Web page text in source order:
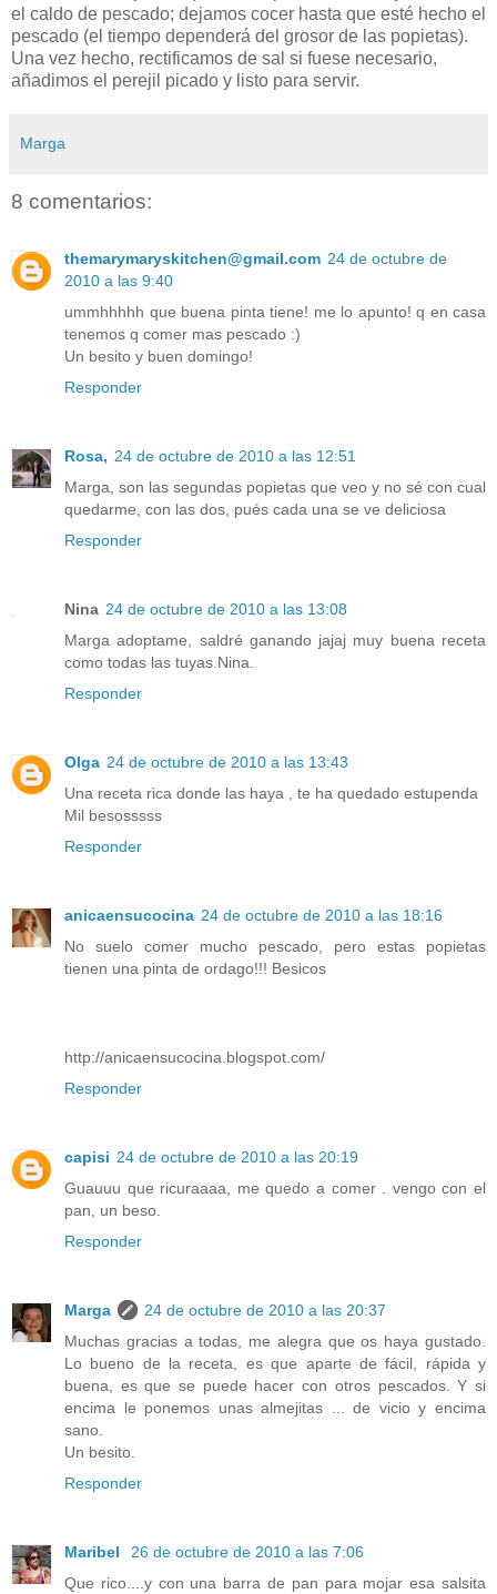
el caldo de pescado; dejamos cocer hasta que esté hecho el
pescado (el tiempo dependerá del grosor de las popietas).
Una vez hecho, rectificamos de sal si fuese necesario,
añadimos el perejil picado y listo para servir.
Marga
8 comentarios:
themarymaryskitchen@gmail.com 24 de octubre de
2010 a las 9:40
ummhhhhh que buena pinta tiene! me lo apunto! q en casa
tenemos q comer mas pescado :)
Un besito y buen domingo!
Responder
Rosa, 24 de octubre de 2010 a las 12:51
Marga, son las segundas popietas que veo y no sé con cual
quedarme, con las dos, pués cada una se ve deliciosa
Responder
Nina 24 de octubre de 2010 a las 13:08
Marga adoptame, saldré ganando jajaj muy buena receta
como todas las tuyas.Nina.
Responder
Olga 24 de octubre de 2010 a las 13:43
Una receta rica donde las haya , te ha quedado estupenda
Mil besosssss
Responder
anicaensucocina 24 de octubre de 2010 a las 18:16
No suelo comer mucho pescado, pero estas popietas
tienen una pinta de ordago!!! Besicos
http://anicaensucocina.blogspot.com/
Responder
capisi 24 de octubre de 2010 a las 20:19
Guauuu que ricuraaaa, me quedo a comer . vengo con el
pan, un beso.
Responder
Marga
24 de octubre de 2010 a las 20:37
Muchas gracias a todas, me alegra que os haya gustado.
Lo bueno de la receta, es que aparte de fácil, rápida y
buena, es que se puede hacer con otros pescados. Y si
encima le ponemos unas almejitas ... de vicio y encima
sano.
Un besito.
Responder
Maribel
26 de octubre de 2010 a las 7:06
Que rico....y con una barra de pan para mojar esa salsita